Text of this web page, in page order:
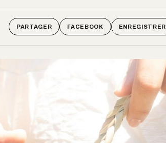
PARTAGER FACEBOOK ENREGISTRER